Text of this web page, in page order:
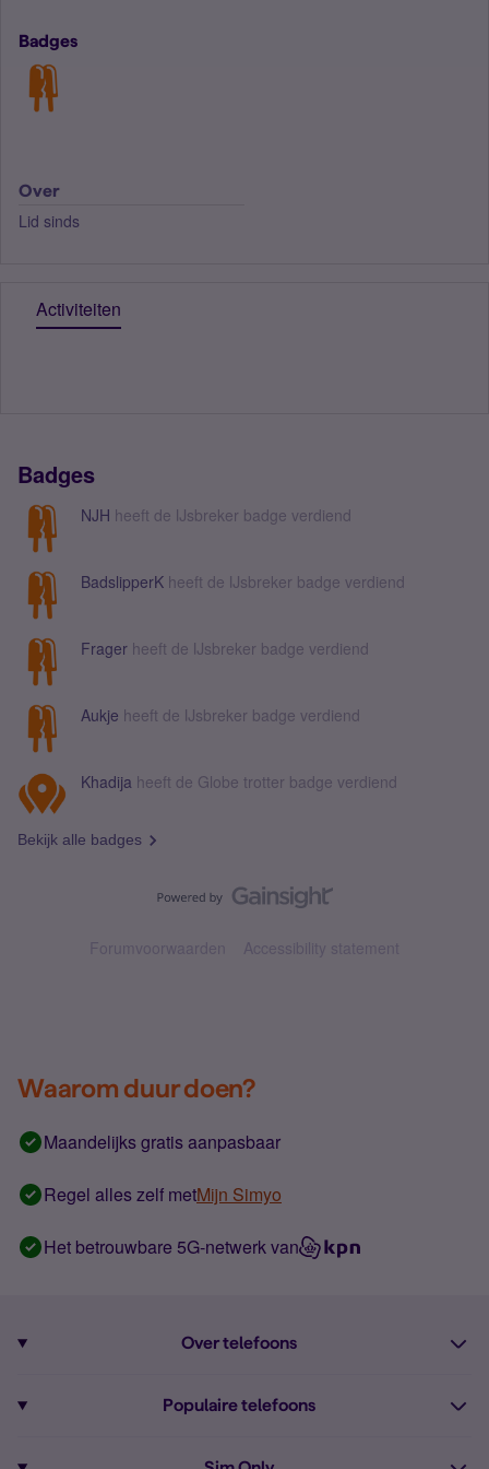
Badges
Over
Lid sinds
Activiteiten
Badges
NJH heeft de IJsbreker badge verdiend
BadslipperK heeft de IJsbreker badge verdiend
Frager heeft de IJsbreker badge verdiend
Aukje heeft de IJsbreker badge verdiend
Khadija heeft de Globe trotter badge verdiend
Bekijk alle badges
Forumvoorwaarden Accessibility statement
Waarom duur doen?
Maandelijks gratis aanpasbaar
Regel alles zelf metMijn Simyo
Het betrouwbare 5G-netwerk van
Over telefoons
Populaire telefoons